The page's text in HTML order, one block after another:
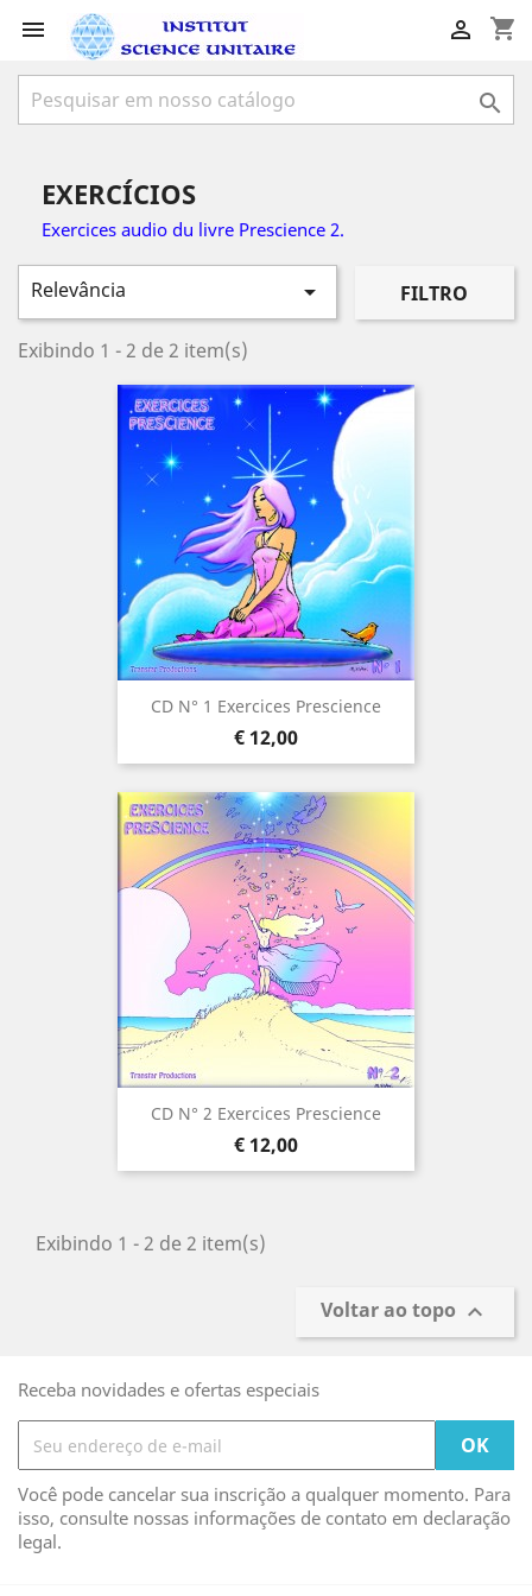
 shopping_cart


EXERCÍCIOS
Exercices audio du livre Prescience 2.
Relevância  FILTRO
Exibindo 1 - 2 de 2 item(s)
CD N° 1 Exercices Prescience
Preço
€ 12,00
CD N° 2 Exercices Prescience
Preço
€ 12,00
Exibindo 1 - 2 de 2 item(s)
Voltar ao topo 
Receba novidades e ofertas especiais
Você pode cancelar sua inscrição a qualquer momento. Para
isso, consulte nossas informações de contato em declaração
legal.